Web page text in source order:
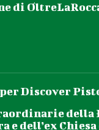
di
Discover
della
e dell’ex